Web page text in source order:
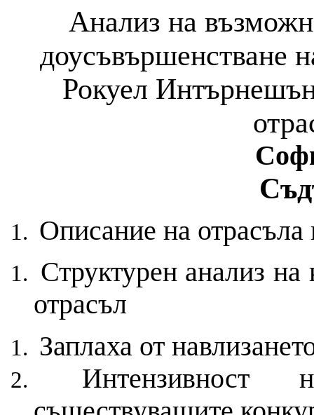
Анализ на
доусъвършенстване
Рокуел
Описание на отрасъла
Структурен анализ
отрасъл
Заплаха от
Интензивност